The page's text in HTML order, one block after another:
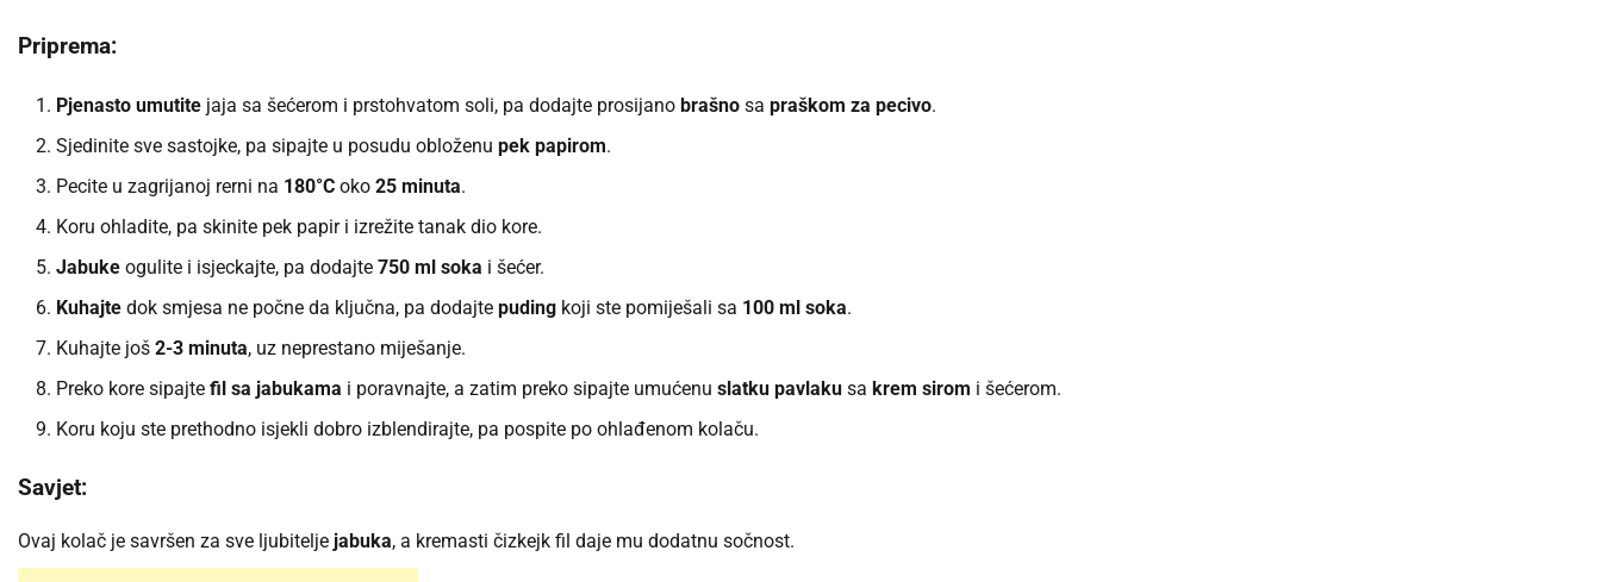
Priprema:
Pjenasto umutite jaja sa šećerom i prstohvatom soli, pa dodajte prosijano brašno sa praškom za pecivo.
Sjedinite sve sastojke, pa sipajte u posudu obloženu pek papirom.
Pecite u zagrijanoj rerni na 180°C oko 25 minuta.
Koru ohladite, pa skinite pek papir i izrežite tanak dio kore.
Jabuke ogulite i isjeckajte, pa dodajte 750 ml soka i šećer.
Kuhajte dok smjesa ne počne da ključna, pa dodajte puding koji ste pomiješali sa 100 ml soka.
Kuhajte još 2-3 minuta, uz neprestano miješanje.
Preko kore sipajte fil sa jabukama i poravnajte, a zatim preko sipajte umućenu slatku pavlaku sa krem sirom i šećerom.
Koru koju ste prethodno isjekli dobro izblendirajte, pa pospite po ohlađenom kolaču.
Savjet:
Ovaj kolač je savršen za sve ljubitelje jabuka, a kremasti čizkejk fil daje mu dodatnu sočnost.